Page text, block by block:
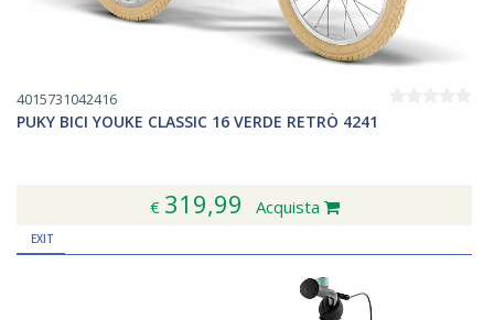
4015731042416
PUKY BICI YOUKE CLASSIC 16 VERDE RETRÒ 4241
€ 319,99 Acquista
EXIT